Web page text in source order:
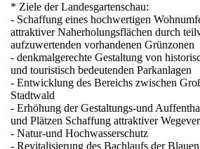
* Ziele der Landesgartenschau:
- Schaffung eines hochwertigen
attraktiver Naherholungsflächen durch
aufzuwertenden vorhandenen Grünzonen
- denkmalgerechte Gestaltung von
und touristisch bedeutenden Parkanlagen
- Entwicklung des Bereichs zwischen
Stadtwald
- Erhöhung der Gestaltungs-und
und Plätzen Schaffung attraktiver
- Natur-und Hochwasserschutz
- Revitalisierung des Bachlaufs der